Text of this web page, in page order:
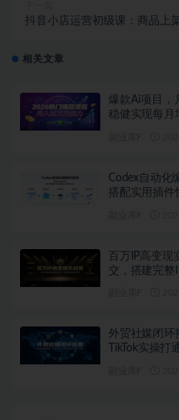
抖音小店运营初级课：商品上
相关文章
爆款Ai项目，
稳健实现每月
Codex自动化
搭配实用插件
百万IP高变现
交，搭建完整
外贸社媒闭环
TikTok实操